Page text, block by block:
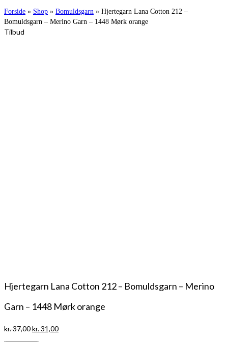
Forside » Shop » Bomuldsgarn » Hjertegarn Lana Cotton 212 –
Bomuldsgarn – Merino Garn – 1448 Mørk orange
Tilbud
Hjertegarn Lana Cotton 212 – Bomuldsgarn – Merino
Garn – 1448 Mørk orange
kr.37,00Den
kr.31,00Den